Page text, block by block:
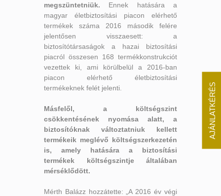
AJÁNLATKÉRÉS
megszüntetniük. Ennek hatására a
magyar életbiztosítási piacon elérhető
termékek száma 2016 második felére
jelentősen visszaesett: a
biztosítótársaságok a hazai biztosítási
piacról összesen 168 termékkonstrukciót
vezettek ki, ami körülbelül a 2016-ban
piacon elérhető életbiztosítási
termékeknek felét jelenti.
Másfelől, a költségszint
csökkentésének nyomása alatt, a
biztosítóknak változtatniuk kellett
termékeik meglévő költségszerkezetén
is, amely hatására a biztosítási
termékek költségszintje általában
mérséklődött.
Mérth Balázz hozzátette: „A 2016 év végi